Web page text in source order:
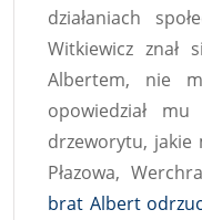
działaniach
Witkiewicz znał
Albertem, nie
opowiedział
drzeworytu, jakie
Płazowa,
brat Albert